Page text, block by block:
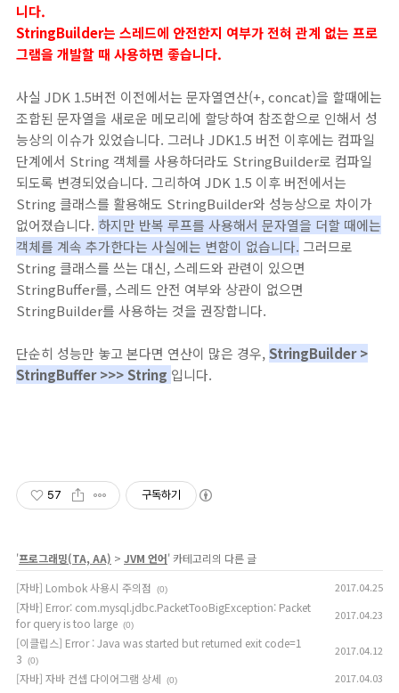
니다.
StringBuilder는 스레드에 안전한지 여부가 전혀 관계 없는 프로
그램을 개발할 때 사용하면 좋습니다.
사실 JDK 1.5버전 이전에서는 문자열연산(+, concat)을 할때에는
조합된 문자열을 새로운 메모리에 할당하여 참조함으로 인해서 성
능상의 이슈가 있었습니다. 그러나 JDK1.5 버전 이후에는 컴파일
단계에서 String 객체를 사용하더라도 StringBuilder로 컴파일
되도록 변경되었습니다. 그리하여 JDK 1.5 이후 버전에서는
String 클래스를 활용해도 StringBuilder와 성능상으로 차이가
없어졌습니다. 하지만 반복 루프를 사용해서 문자열을 더할 때에는
객체를 계속 추가한다는 사실에는 변함이 없습니다. 그러므로
String 클래스를 쓰는 대신, 스레드와 관련이 있으면
StringBuffer를, 스레드 안전 여부와 상관이 없으면
StringBuilder를 사용하는 것을 권장합니다.
단순히 성능만 놓고 본다면 연산이 많은 경우, StringBuilder >
StringBuffer >>> String 입니다.
57 구독하기
'프로그래밍(TA, AA) > JVM 언어' 카테고리의 다른 글
[자바] Lombok 사용시 주의점
(0) 2017.04.25
[자바] Error: com.mysql.jdbc.PacketTooBigException: Packet
for query is too large (0)
2017.04.23
[이클립스] Error : Java was started but returned exit code=1
3
(0)
2017.04.12
[자바] 자바 컨셉 다이어그램 상세 (0) 2017.04.03